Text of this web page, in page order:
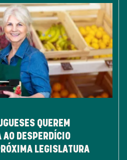
QUEREM
AO DESPERDÍCIO
LEGISLATURA